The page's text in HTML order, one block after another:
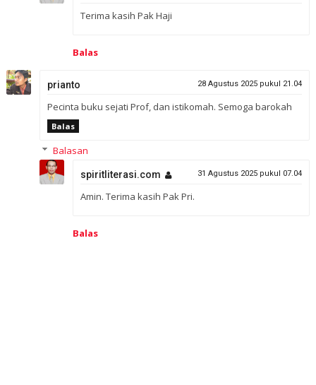
Terima kasih Pak Haji
Balas
prianto 28 Agustus 2025 pukul 21.04
Pecinta buku sejati Prof, dan istikomah. Semoga barokah
Balas
Balasan
spiritliterasi.com 31 Agustus 2025 pukul 07.04
Amin. Terima kasih Pak Pri.
Balas